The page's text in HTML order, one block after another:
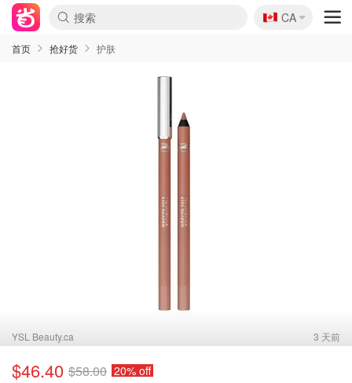
🇨🇦
CA
首页 抢好货 护肤
YSL Beauty.ca 3 天前
$46.40 $58.00 20% off